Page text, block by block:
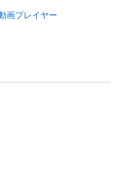
画プレイヤー